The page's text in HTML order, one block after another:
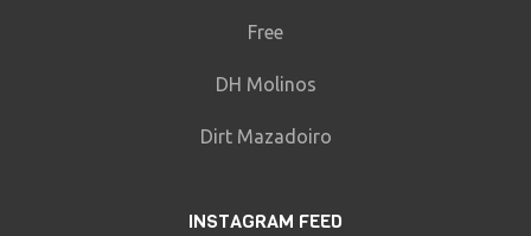
Free
DH Molinos
Dirt Mazadoiro
INSTAGRAM FEED